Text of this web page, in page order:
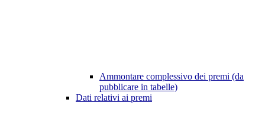
Ammontare complessivo dei premi (da
pubblicare in tabelle)
Dati relativi ai premi